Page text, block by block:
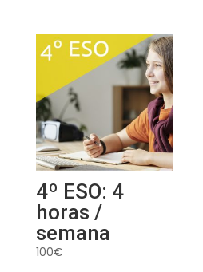
4º ESO: 4
horas /
semana
100€